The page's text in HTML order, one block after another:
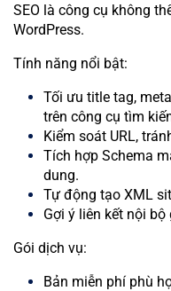
SEO là công cụ không
WordPress.
Tính năng nổi bật:
Tối ưu title tag,
trên công cụ tìm
Kiểm soát URL,
Tích hợp Schema
dung.
Tự động tạo XML
Gợi ý liên kết nội
Gói dịch vụ:
Bản miễn phí phù